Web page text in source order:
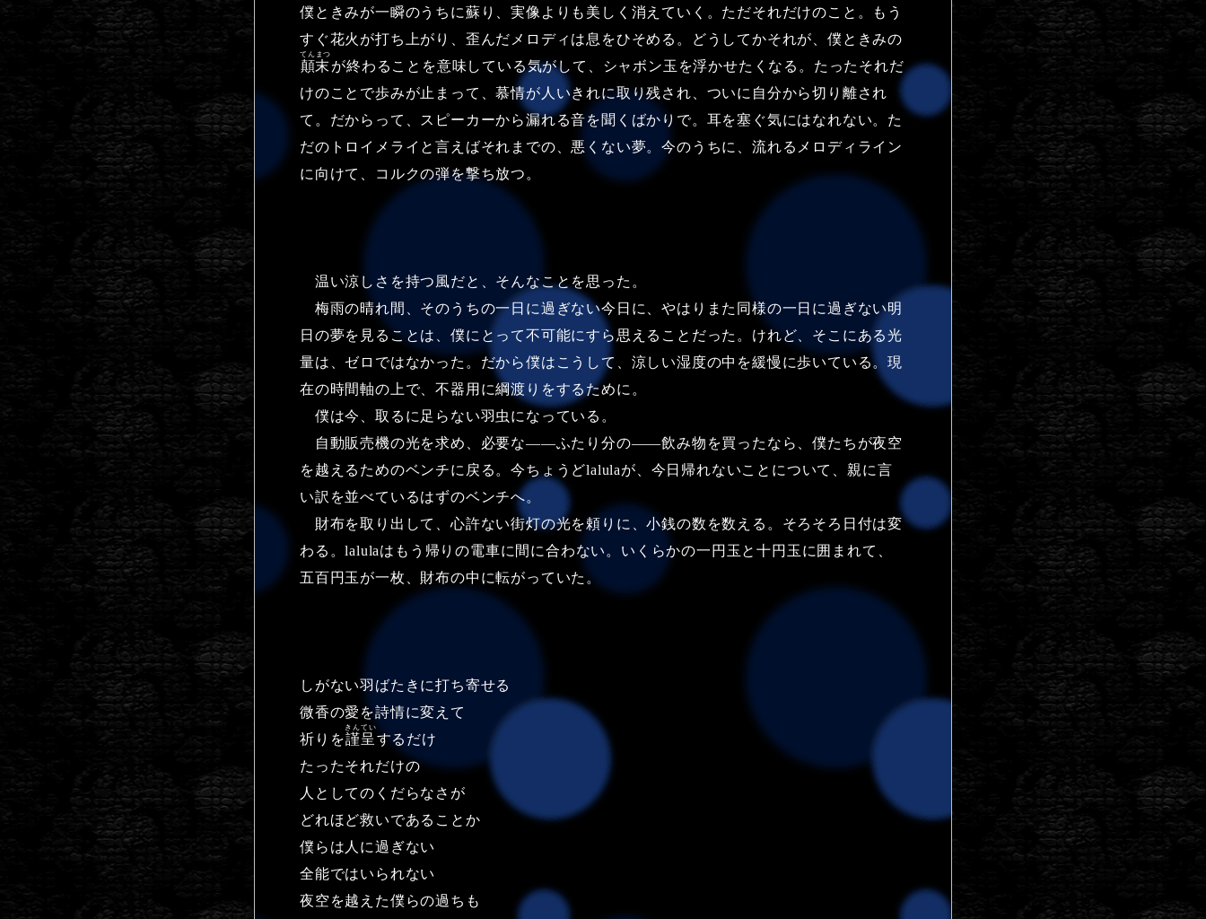
僕ときみが一瞬のうちに蘇り、実像よりも美しく消えていく。ただそれだけのこと。もう
すぐ花火が打ち上がり、歪んだメロディは息をひそめる。どうしてかそれが、僕ときみの
顛末
てんまつ
が終わることを意味している気がして、シャボン玉を浮かせたくなる。たったそれだ
けのことで歩みが止まって、慕情が人いきれに取り残され、ついに自分から切り離され
て。だからって、スピーカーから漏れる音を聞くばかりで。耳を塞ぐ気にはなれない。た
だのトロイメライと言えばそれまでの、悪くない夢。今のうちに、流れるメロディライン
に向けて、コルクの弾を撃ち放つ。
温い涼しさを持つ風だと、そんなことを思った。
梅雨の晴れ間、そのうちの一日に過ぎない今日に、やはりまた同様の一日に過ぎない明
日の夢を見ることは、僕にとって不可能にすら思えることだった。けれど、そこにある光
量は、ゼロではなかった。だから僕はこうして、涼しい湿度の中を緩慢に歩いている。現
在の時間軸の上で、不器用に綱渡りをするために。
僕は今、取るに足らない羽虫になっている。
自動販売機の光を求め、必要な――ふたり分の――飲み物を買ったなら、僕たちが夜空
を越えるためのベンチに戻る。今ちょうどlalulaが、今日帰れないことについて、親に言
い訳を並べているはずのベンチへ。
財布を取り出して、心許ない街灯の光を頼りに、小銭の数を数える。そろそろ日付は変
わる。lalulaはもう帰りの電車に間に合わない。いくらかの一円玉と十円玉に囲まれて、
五百円玉が一枚、財布の中に転がっていた。
しがない羽ばたきに打ち寄せる
微香の愛を詩情に変えて
祈りを謹呈
きんてい
するだけ
たったそれだけの
人としてのくだらなさが
どれほど救いであることか
僕らは人に過ぎない
全能ではいられない
夜空を越えた僕らの過ちも